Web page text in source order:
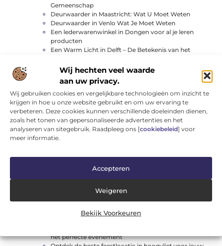
Wij hechten veel waarde
aan uw privacy.
Wij gebruiken cookies en vergelijkbare technologieën om inzicht te
krijgen in hoe u onze website gebruikt en om uw ervaring te
verbeteren. Deze cookies kunnen verschillende doeleinden dienen,
zoals het tonen van gepersonaliseerde advertenties en het
analyseren van sitegebruik. Raadpleeg ons [cookiebeleid] voor
meer informatie.
Accepteren
Weigeren
Bekijk Voorkeuren
Gemeenschap
Deurwaarder in Maastricht: Wat U Moet Weten
Deurwaarder in Venlo Wat Je Moet Weten
Een lederwarenwinkel in Dongen voor al je leren
producten
Een Warm Licht in Delft – De Betekenis van het
Fiets kopen in ridderkerk? De ultieme gids voor
fietsers
Gereedschap huren is de slimme keuze voor elke klus
in kampen
Glas in Goes en waarom het ertoe doet
Hoe Dakbedekking in Sittard Je Huis Kan Veranderen
Jouw ultieme gids voor glaszetterdiensten in
Barneveld
Klaar voor een Shopfestijn: Black Friday bij To-be-
Ontdek Campingwinkel in Leeuwarden en Begin Uw
Ontdek de Beste Autopoetsbedrijf in Gouda voor
Ontdek de Beste Benzinestation in Geleen voor Jouw
Auto
Ontdek de Beste Campingwinkel in Alphen aan den
Rijn voor Uw Outdoor Avonturen
het perfecte evenement